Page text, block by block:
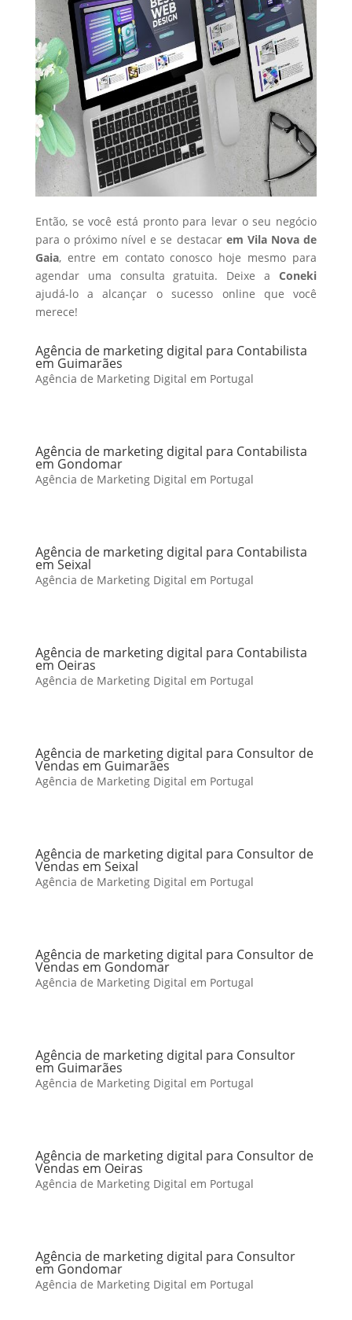
Então, se você está pronto para levar o seu negócio
para o próximo nível e se destacar em Vila Nova de
Gaia, entre em contato conosco hoje mesmo para
agendar uma consulta gratuita. Deixe aConeki
ajudá-lo a alcançar o sucesso online que você
merece!
Agência de marketing digital para Contabilista
em Guimarães
Agência de Marketing Digital em Portugal
Agência de marketing digital para Contabilista
em Gondomar
Agência de Marketing Digital em Portugal
Agência de marketing digital para Contabilista
em Seixal
Agência de Marketing Digital em Portugal
Agência de marketing digital para Contabilista
em Oeiras
Agência de Marketing Digital em Portugal
Agência de marketing digital para Consultor de
Vendas em Guimarães
Agência de Marketing Digital em Portugal
Agência de marketing digital para Consultor de
Vendas em Seixal
Agência de Marketing Digital em Portugal
Agência de marketing digital para Consultor de
Vendas em Gondomar
Agência de Marketing Digital em Portugal
Agência de marketing digital para Consultor
em Guimarães
Agência de Marketing Digital em Portugal
Agência de marketing digital para Consultor de
Vendas em Oeiras
Agência de Marketing Digital em Portugal
Agência de marketing digital para Consultor
em Gondomar
Agência de Marketing Digital em Portugal